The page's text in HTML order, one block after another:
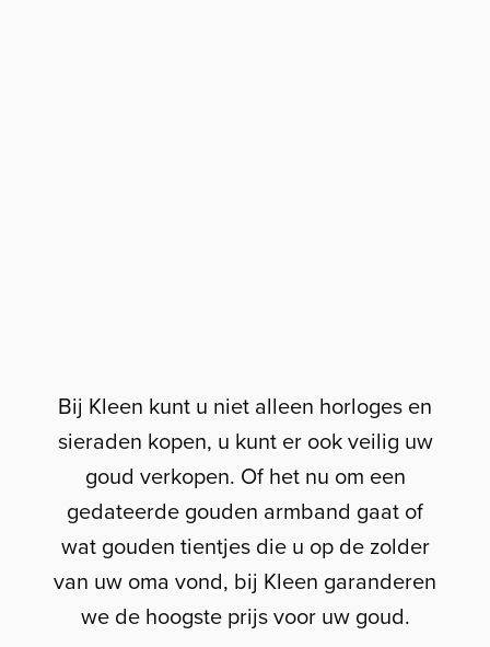
Bij Kleen kunt u niet alleen horloges en
sieraden kopen, u kunt er ook veilig uw
goud verkopen. Of het nu om een
gedateerde gouden armband gaat of
wat gouden tientjes die u op de zolder
van uw oma vond, bij Kleen garanderen
we de hoogste prijs voor uw goud.